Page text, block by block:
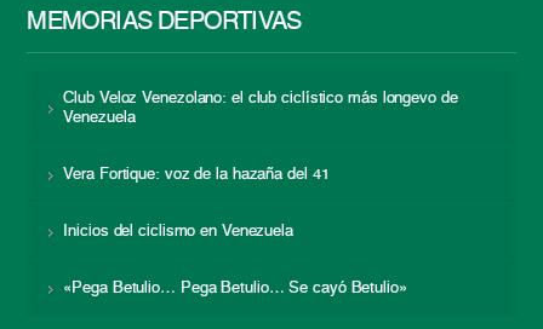
MEMORIAS DEPORTIVAS
Club Veloz Venezolano: el club ciclístico más longevo de
Venezuela
Vera Fortique: voz de la hazaña del 41
Inicios del ciclismo en Venezuela
«Pega Betulio… Pega Betulio… Se cayó Betulio»